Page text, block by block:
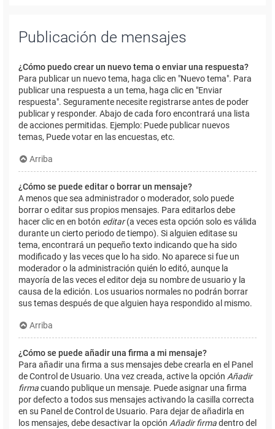
Publicación de mensajes
¿Cómo puedo crear un nuevo tema o enviar una respuesta?
Para publicar un nuevo tema, haga clic en "Nuevo tema". Para
publicar una respuesta a un tema, haga clic en "Enviar
respuesta". Seguramente necesite registrarse antes de poder
publicar y responder. Abajo de cada foro encontrará una lista
de acciones permitidas. Ejemplo: Puede publicar nuevos
temas, Puede votar en las encuestas, etc.
Arriba
¿Cómo se puede editar o borrar un mensaje?
A menos que sea administrador o moderador, solo puede
borrar o editar sus propios mensajes. Para editarlos debe
hacer clic en en botón editar(a veces esta opción solo es válida
durante un cierto periodo de tiempo). Si alguien editase su
tema, encontrará un pequeño texto indicando que ha sido
modificado y las veces que lo ha sido. No aparece si fue un
moderador o la administración quién lo editó, aunque la
mayoría de las veces el editor deja su nombre de usuario y la
causa de la edición. Los usuarios normales no podrán borrar
sus temas después de que alguien haya respondido al mismo.
Arriba
¿Cómo se puede añadir una firma a mi mensaje?
Para añadir una firma a sus mensajes debe crearla en el Panel
de Control de Usuario. Una vez creada, active la opción Añadir
firmacuando publique un mensaje. Puede asignar una firma
por defecto a todos sus mensajes activando la casilla correcta
en su Panel de Control de Usuario. Para dejar de añadirla en
los mensajes, debe desactivar la opción Añadir firmadentro del